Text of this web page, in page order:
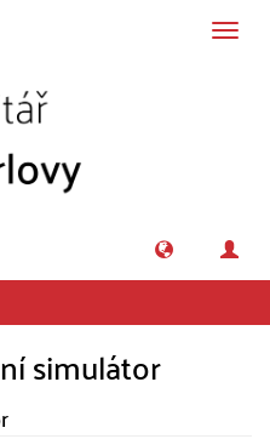
simulátor